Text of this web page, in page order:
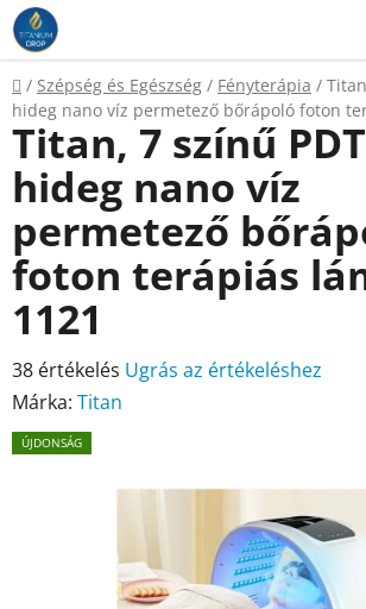
Ugrás
fő
tartalomhoz
Kezdőlap
/ Szépség és Egészség / Fényterápia /
hideg nano víz permetező bőrápoló foton
Titan, 7 színű
hideg nano víz
permetező
foton terápiás
1121
A
termék
átlagos
38 értékelés Ugrás az értékeléshez
Márka: Titan
ÚJDONSÁG